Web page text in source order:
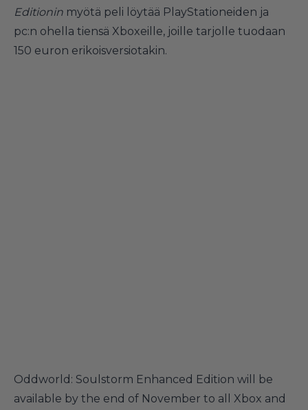
Editionin myötä peli löytää PlayStationeiden ja
pc:n ohella tiensä Xboxeille, joille tarjolle tuodaan
150 euron erikoisversiotakin.
Oddworld: Soulstorm Enhanced Edition will be
available by the end of November to all Xbox and